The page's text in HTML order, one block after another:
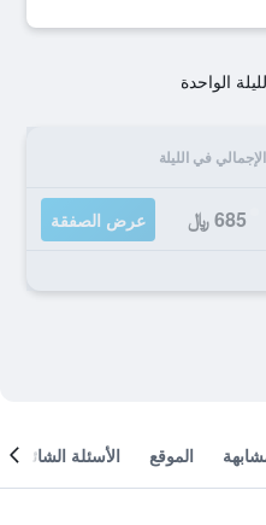
الواحدة
الإجمالي في الليلة
685 ﷼ عرض الصفقة
الموقع الأسئلة الشائعة